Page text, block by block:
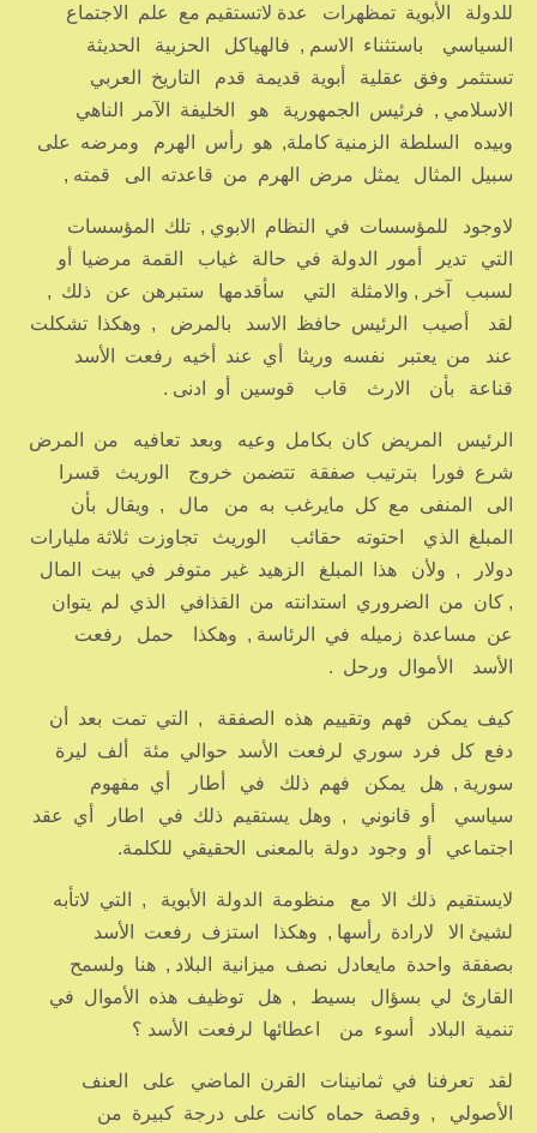
للدولة الأبوية تمظهرات عدة لاتستقيم مع علم الاجتماع
السياسي باستثناء الاسم , فالهياكل الحزبية الحديثة
تستثمر وفق عقلية أبوية قديمة قدم التاريخ العربي
الاسلامي , فرئيس الجمهورية هو الخليفة الآمر الناهي
وبيده السلطة الزمنية كاملة, هو رأس الهرم ومرضه على
سبيل المثال يمثل مرض الهرم من قاعدته الى قمته ,
لاوجود للمؤسسات في النظام الابوي , تلك المؤسسات
التي تدير أمور الدولة في حالة غياب القمة مرضيا أو
لسبب آخر , والامثلة التي سأقدمها ستبرهن عن ذلك ,
لقد أصيب الرئيس حافظ الاسد بالمرض , وهكذا تشكلت
عند من يعتبر نفسه وريثا أي عند أخيه رفعت الأسد
قناعة بأن الارث قاب قوسين أو ادنى .
الرئيس المريض كان بكامل وعيه وبعد تعافيه من المرض
شرع فورا بترتيب صفقة تتضمن خروج الوريث قسرا
الى المنفى مع كل مايرغب به من مال , ويقال بأن
المبلغ الذي احتوته حقائب الوريث تجاوزت ثلاثة مليارات
دولار , ولأن هذا المبلغ الزهيد غير متوفر في بيت المال
, كان من الضروري استدانته من القذافي الذي لم يتوان
عن مساعدة زميله في الرئاسة , وهكذا حمل رفعت
الأسد الأموال ورحل .
كيف يمكن فهم وتقييم هذه الصفقة , التي تمت بعد أن
دفع كل فرد سوري لرفعت الأسد حوالي مئة ألف ليرة
سورية , هل يمكن فهم ذلك في أطار أي مفهوم
سياسي أو قانوني , وهل يستقيم ذلك في اطار أي عقد
اجتماعي أو وجود دولة بالمعنى الحقيقي للكلمة.
لايستقيم ذلك الا مع منظومة الدولة الأبوية , التي لاتأبه
لشيئ الا لارادة رأسها , وهكذا استزف رفعت الأسد
بصفقة واحدة مايعادل نصف ميزانية البلاد , هنا ولسمح
القارئ لي بسؤال بسيط , هل توظيف هذه الأموال في
تنمية البلاد أسوء من اعطائها لرفعت الأسد ؟
لقد تعرفنا في ثمانينات القرن الماضي على العنف
الأصولي , وقصة حماه كانت على درجة كبيرة من